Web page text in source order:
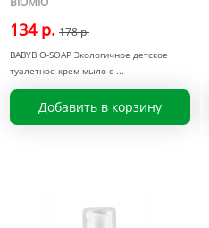
134 р. 178 р.
BABYBIO-SOAP Экологичное детское
туалетное крем-мыло с
Добавить в корзину